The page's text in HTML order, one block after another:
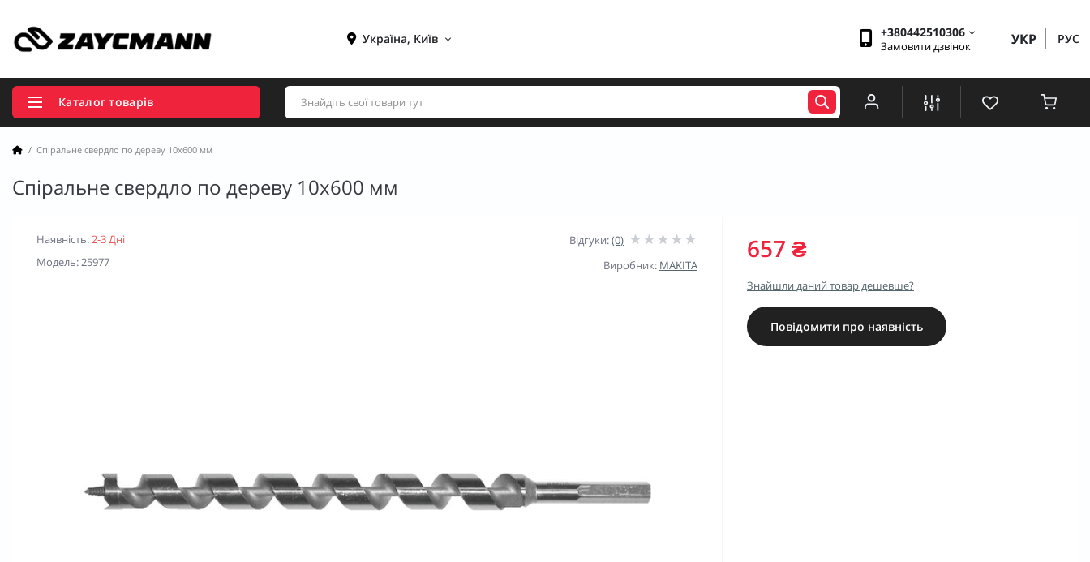
Україна, Київ +380442510306
Замовити дзвінок УКР РУС
Каталог товарів
Спіральне свердло по дереву 10x600 мм
Спіральне свердло по дереву 10x600 мм
Наявність:2-3 Дні
Модель: 25977
Відгуки:(0)
Виробник: MAKITA
657 ₴
Знайшли даний товар дешевше?
Повідомити про наявність